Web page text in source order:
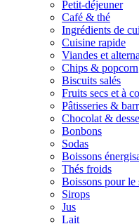
Petit-déjeuner
Café & thé
Ingrédients de
Cuisine rapide
Viandes et
Chips & popcorn
Biscuits salés
Fruits secs et à
Pâtisseries &
Chocolat &
Bonbons
Sodas
Boissons
Thés froids
Boissons pour le
Sirops
Jus
Lait